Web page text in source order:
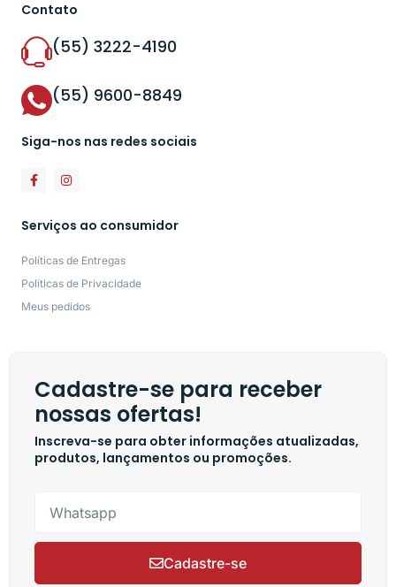
Contato
(55) 3222-4190
(55) 9600-8849
Siga-nos nas redes sociais
Serviços ao consumidor
Políticas de Entregas
Políticas de Privacidade
Meus pedidos
Cadastre-se para receber
nossas ofertas!
Inscreva-se para obter informações atualizadas,
produtos, lançamentos ou promoções.
Cadastre-se